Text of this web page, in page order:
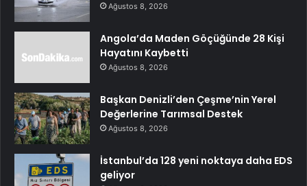
Ağustos 8, 2026
Angola’da Maden Göçüğünde 28 Kişi
Hayatını Kaybetti
Ağustos 8, 2026
Başkan Denizli’den Çeşme’nin Yerel
Değerlerine Tarımsal Destek
Ağustos 8, 2026
İstanbul’da 128 yeni noktaya daha EDS
geliyor